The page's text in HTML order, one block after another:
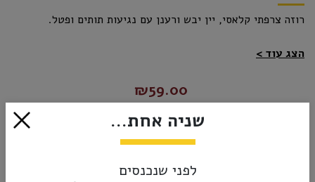
רוזה צרפתי קלאסי, יין יבש ורענן עם נגיעות תותים ופטל.
הצג עוד
₪59.00
אזל מהמלאי
שניה אחת...
לפני שנכנסים